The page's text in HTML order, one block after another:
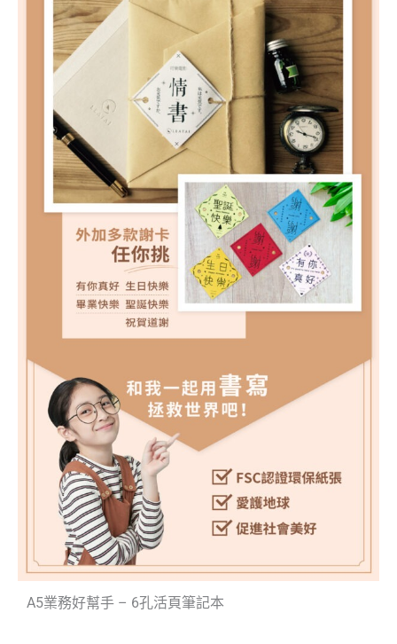
A5業務好幫手 – 6孔活頁筆記本